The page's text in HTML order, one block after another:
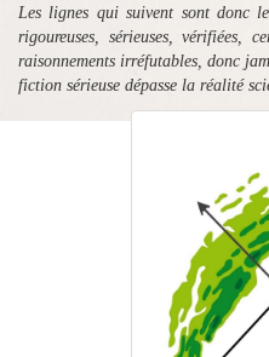
Les lignes qui suivent sont donc
rigoureuses, sérieuses, vérifiées,
raisonnements irréfutables, donc
fiction sérieuse dépasse la réalité